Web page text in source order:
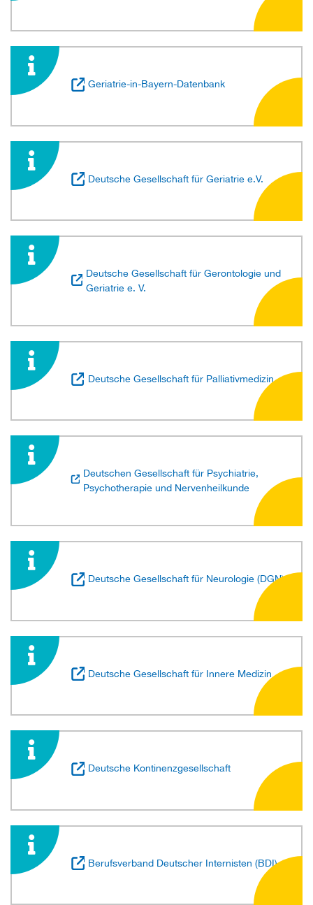
Geriatrie-in-Bayern-Datenbank
Deutsche Gesellschaft für Geriatrie e.V.
Deutsche Gesellschaft für Gerontologie und
Geriatrie e. V.
Deutsche Gesellschaft für Palliativmedizin
Deutschen Gesellschaft für Psychiatrie,
Psychotherapie und Nervenheilkunde
Deutsche Gesellschaft für Neurologie (DGN)
Deutsche Gesellschaft für Innere Medizin
Deutsche Kontinenzgesellschaft
Berufsverband Deutscher Internisten (BDI)